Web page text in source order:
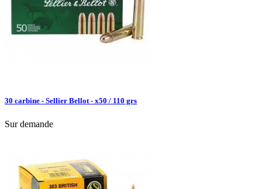
30 carbine - Sellier Bellot - x50 / 110 grs
Sur demande